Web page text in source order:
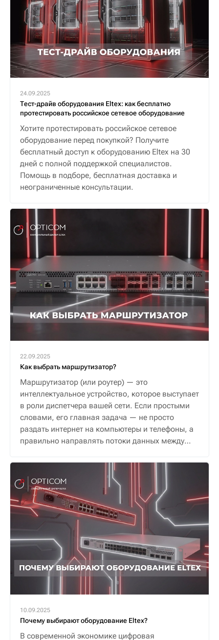
24.09.2025
Тест-драйв оборудования Eltex: как бесплатно
протестировать российское сетевое оборудование
Хотите протестировать российское сетевое
оборудование перед покупкой? Получите
бесплатный доступ к оборудованию Eltex на 30
дней с полной поддержкой специалистов.
Помощь в подборе, бесплатная доставка и
неограниченные консультации.
22.09.2025
Как выбрать маршрутизатор?
Маршрутизатор (или роутер) — это
интеллектуальное устройство, которое выступает
в роли диспетчера вашей сети. Если простыми
словами, его главная задача — не просто
раздать интернет на компьютеры и телефоны, а
правильно направлять потоки данных между
и безопасную связь.
10.09.2025
Почему выбирают оборудование Eltex?
В современной экономике цифровая